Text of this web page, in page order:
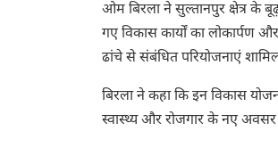
ओम बिरला ने सुल्तानपुर क्षेत्र के
गए विकास कार्यों का लोकार्पण
ढांचे से संबंधित परियोजनाएं
बिरला ने कहा कि इन विकास
स्वास्थ्य और रोजगार के नए